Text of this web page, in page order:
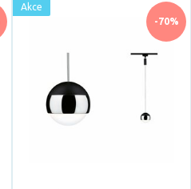
-70%
Akce